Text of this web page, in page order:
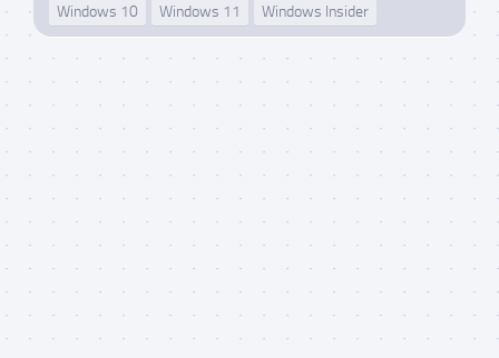
Windows 10
Windows 11 Windows Insider